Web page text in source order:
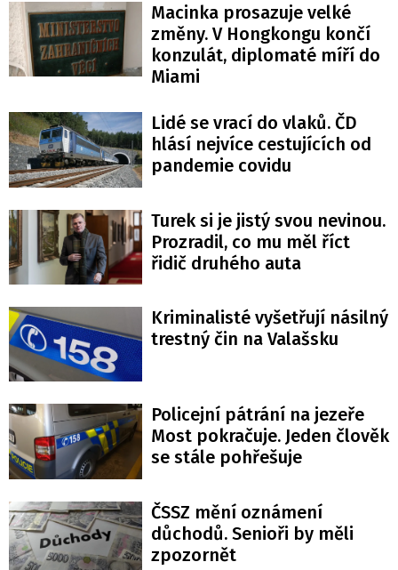
Macinka prosazuje velké
změny. V Hongkongu končí
konzulát, diplomaté míří do
Miami
Lidé se vrací do vlaků. ČD
hlásí nejvíce cestujících od
pandemie covidu
Turek si je jistý svou nevinou.
Prozradil, co mu měl říct
řidič druhého auta
Kriminalisté vyšetřují násilný
trestný čin na Valašsku
Policejní pátrání na jezeře
Most pokračuje. Jeden člověk
se stále pohřešuje
ČSSZ mění oznámení
důchodů. Senioři by měli
zpozornět